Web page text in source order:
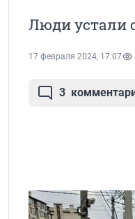
Люди устали
17 февраля 2024, 17:07
3